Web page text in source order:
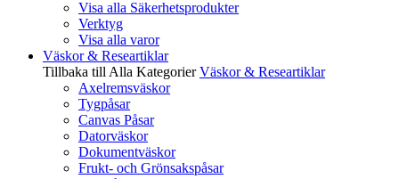
Visa alla Säkerhetsprodukter
Verktyg
Visa alla varor
Väskor & Researtiklar
Tillbaka till Alla Kategorier Väskor & Researtiklar
Axelremsväskor
Tygpåsar
Canvas Påsar
Datorväskor
Dokumentväskor
Frukt- och Grönsakspåsar